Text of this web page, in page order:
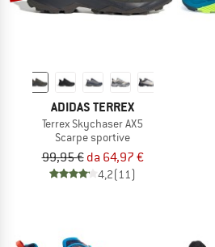
ADIDAS TERREX
Terrex Skychaser AX5
Scarpe sportive
99,95 € da 64,97 €
4,2(11)